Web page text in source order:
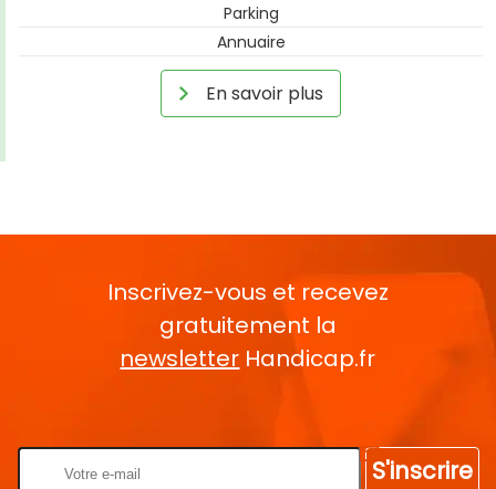
Parking
Annuaire
En savoir plus
Inscrivez-vous et recevez
gratuitement la
newsletter Handicap.fr
S'inscrire